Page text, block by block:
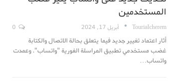
المستخدمين
TouriaIcherem أبريل 17, 2024
أثار اعتماد تغيير جديد فيما يتعلق بحالة الاتصال والكتابة
غضب مستخدمي تطبيق المراسلة الفورية "واتساب". وعمدت
واتساب…